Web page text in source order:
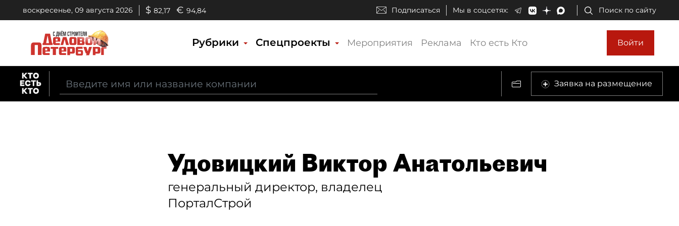
воскресенье, 09 августа 2026 $ 82,17 € 94,84 Подписаться Мы в соцсетях: Поиск по сайту
Рубрики Спецпроекты Мероприятия Реклама Кто есть Кто Войти
Заявка на размещение
Удовицкий Виктор Анатольевич
генеральный директор, владелец
ПорталСтрой